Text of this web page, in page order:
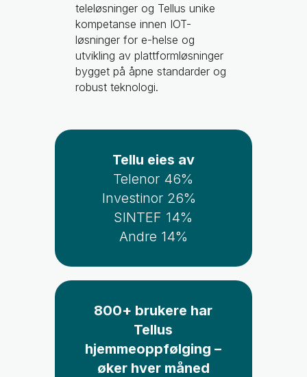
teleløsninger og Tellus unike
kompetanse innen IOT-
løsninger for e-helse og
utvikling av plattformløsninger
bygget på åpne standarder og
robust teknologi.
Tellu eies av
Telenor 46%
Investinor 26%
SINTEF 14%
Andre 14%
800+ brukere har
Tellus
hjemmeoppfølging –
øker hver måned